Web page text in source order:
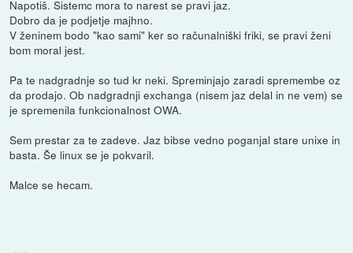
Napotiš. Sistemc mora to narest se pravi jaz.
Dobro da je podjetje majhno.
V ženinem bodo "kao sami" ker so računalniški friki, se pravi ženi
bom moral jest.
Pa te nadgradnje so tud kr neki. Spreminjajo zaradi spremembe oz
da prodajo. Ob nadgradnji exchanga (nisem jaz delal in ne vem) se
je spremenila funkcionalnost OWA.
Sem prestar za te zadeve. Jaz bibse vedno poganjal stare unixe in
basta. Še linux se je pokvaril.
Malce se hecam.